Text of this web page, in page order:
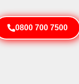
0800 700 7500